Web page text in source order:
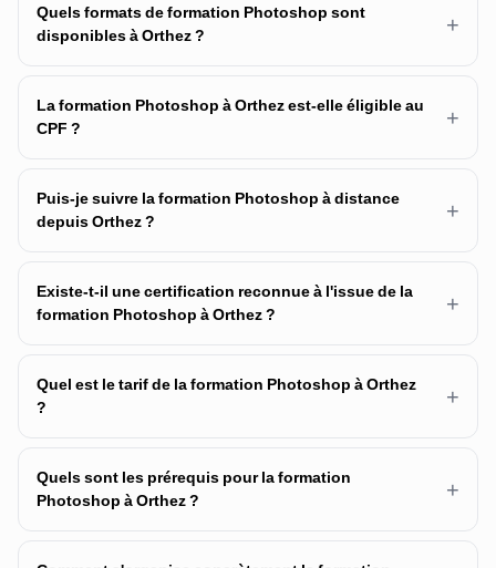
Quels formats de formation Photoshop sont
disponibles à Orthez ?
+
La formation Photoshop à Orthez est-elle éligible au
CPF ?
+
Puis-je suivre la formation Photoshop à distance
depuis Orthez ?
+
Existe-t-il une certification reconnue à l'issue de la
formation Photoshop à Orthez ?
+
Quel est le tarif de la formation Photoshop à Orthez
?
+
Quels sont les prérequis pour la formation
Photoshop à Orthez ?
+